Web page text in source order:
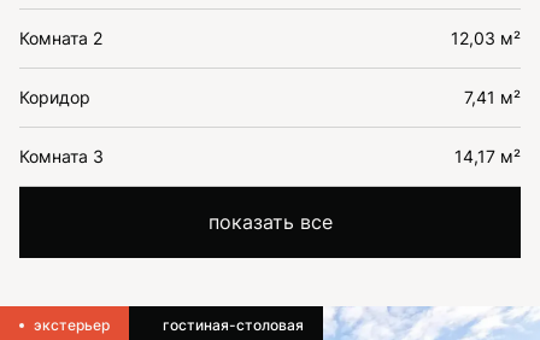
Комната 2 12,03 м²
Коридор 7,41 м²
Комната 3 14,17 м²
показать все
экстерьер гостиная-столовая